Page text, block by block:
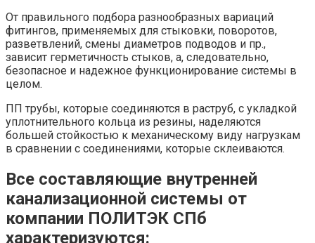
От правильного подбора разнообразных вариаций
фитингов, применяемых для стыковки, поворотов,
разветвлений, смены диаметров подводов и пр.,
зависит герметичность стыков, а, следовательно,
безопасное и надежное функционирование системы в
целом.
ПП трубы, которые соединяются в раструб, с укладкой
уплотнительного кольца из резины, наделяются
большей стойкостью к механическому виду нагрузкам
в сравнении с соединениями, которые склеиваются.
Все составляющие внутренней
канализационной системы от
компании ПОЛИТЭК СПб
характеризуются: